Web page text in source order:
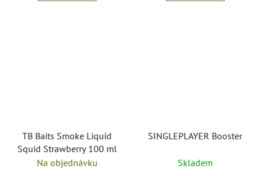
TB Baits Smoke Liquid
Squid Strawberry 100 ml
Na objednávku
SINGLEPLAYER Booster
Skladem